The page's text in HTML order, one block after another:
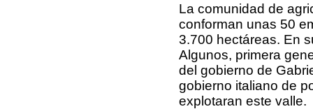
La comunidad de
conforman unas 50
3.700 hectáreas. En
Algunos, primera
del gobierno de
gobierno italiano de
explotaran este valle.